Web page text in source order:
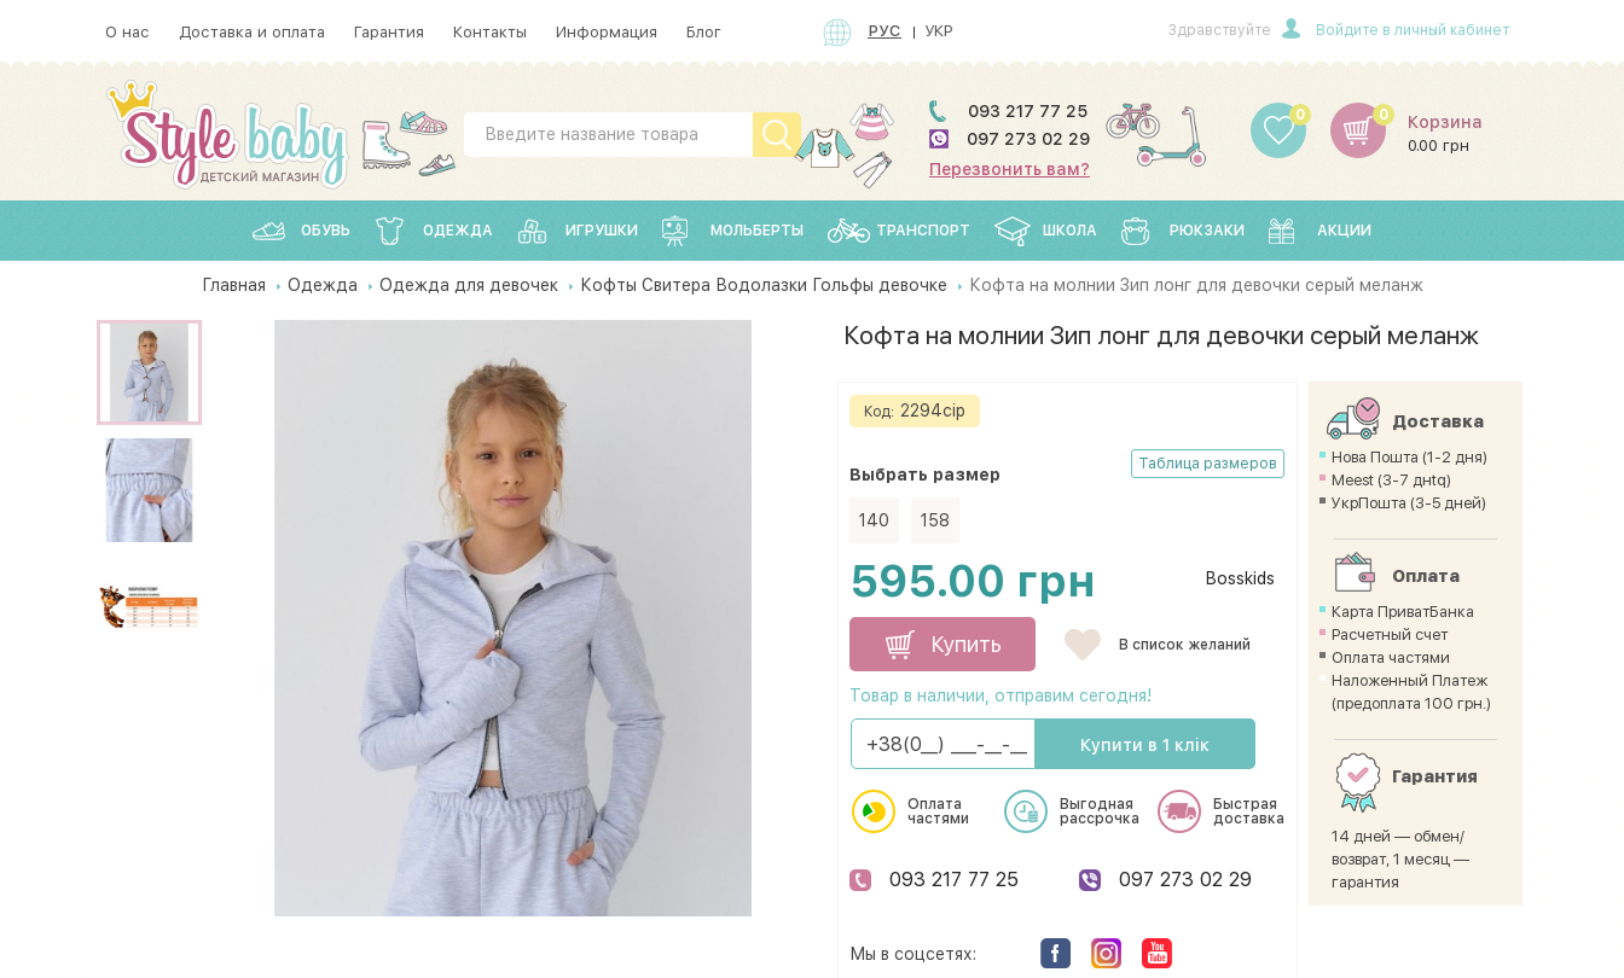
О нас Доставка и оплата Гарантия Контакты Информация Блог РУС УКР Здравствуйте Войдите в личный кабинет
093 217 77 25
097 273 02 29
Перезвонить вам?
0 Корзина
0.00 грн
0
ОБУВЬ ОДЕЖДА ИГРУШКИ МОЛЬБЕРТЫ ТРАНСПОРТ ШКОЛА РЮКЗАКИ АКЦИИ
Главная Одежда Одежда для девочек Кофты Свитера Водолазки Гольфы девочке Кофта на молнии Зип лонг для девочки серый меланж
Кофта на молнии Зип лонг для девочки серый меланж
Код: 2294сір
Таблица размеров
Выбрать размеp
140 158
595.00 грн Bosskids
Купить В список желаний
Товар в наличии, отправим сегодня!
Купити в 1 клік
Оплата
частями
Выгодная
рассрочка
Быстрая
доставка
093 217 77 25 097 273 02 29
Мы в соцсетях:
Доставка
Нова Пошта (1-2 дня)
Meest (3-7 днtq)
УкрПошта (3-5 дней)
Оплата
Карта ПриватБанка
Расчетный счет
Оплата частями
Наложенный Платеж
(предоплата 100 грн.)
Гарантия
14 дней — обмен/
возврат, 1 месяц —
гарантия